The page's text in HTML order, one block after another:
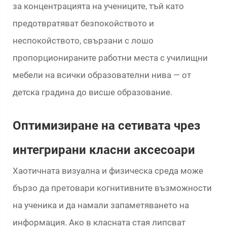
за концентрацията на учениците, тъй като
предотвратяват безпокойството и
неспокойството, свързани с лошо
пропорционираните работни места с училищни
мебели на всички образователни нива — от
детска градина до висше образование.
Оптимизиране на сетивата чрез
интегрирани класни аксесоари
Хаотичната визуална и физическа среда може
бързо да претовари когнитивните възможности
на ученика и да намали запаметяването на
информация. Ако в класната стая липсват